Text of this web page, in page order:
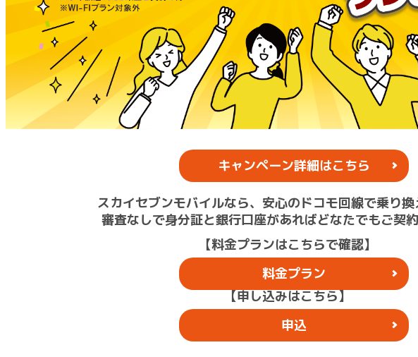
キャンペーン詳細はこちら
スカイセブンモバイルなら、安心のドコモ回線で乗り換
審査なしで身分証と銀行口座があればどなたでもご契
【料金プランはこちらで確認】
料金プラン
【申し込みはこちら】
申込